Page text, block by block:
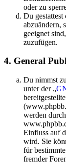
oder zu
Du
abzuändern,
geeignet
zuzufügen.
4. General
Du nimmst
unter der „
werden
Einfluss auf
wird. Sie
für
fremder